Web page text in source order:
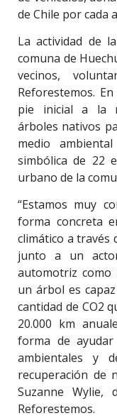
de Chile por cada
La actividad de
comuna de
vecinos,
Reforestemos.
pie inicial a la
árboles nativos
medio
simbólica de 22
urbano de la
“Estamos muy
forma concreta
climático a través
junto a un
automotriz como
un árbol es
cantidad de CO2
20.000 km
forma de
ambientales y
recuperación de
Suzanne Wylie,
Reforestemos.